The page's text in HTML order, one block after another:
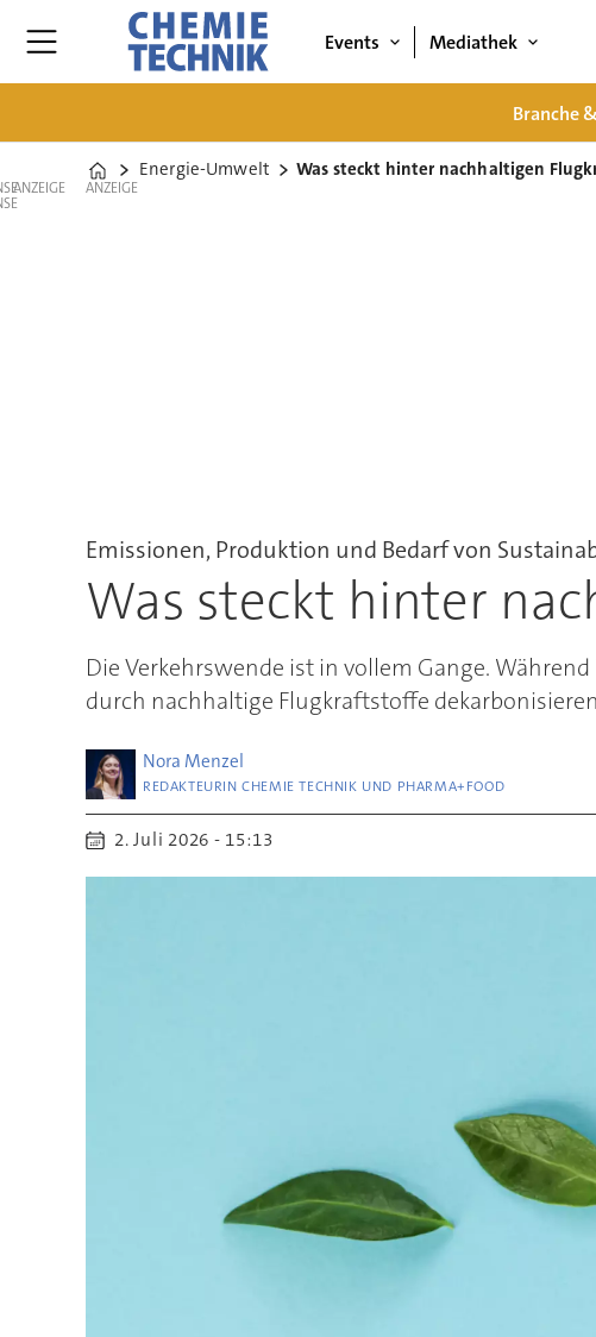
Events Mediathek
Branche
Home
Energie-Umwelt Was steckt hinter nachhaltigen
ANZEIGE ANZEIGE
Emissionen, Produktion und Bedarf von
Was steckt hinter
Die Verkehrswende ist in vollem Gange.
durch nachhaltige Flugkraftstoffe
Nora Menzel
REDAKTEURIN CHEMIE TECHNIK UND PHARMA+FOOD
2. Juli 2026 - 15:13